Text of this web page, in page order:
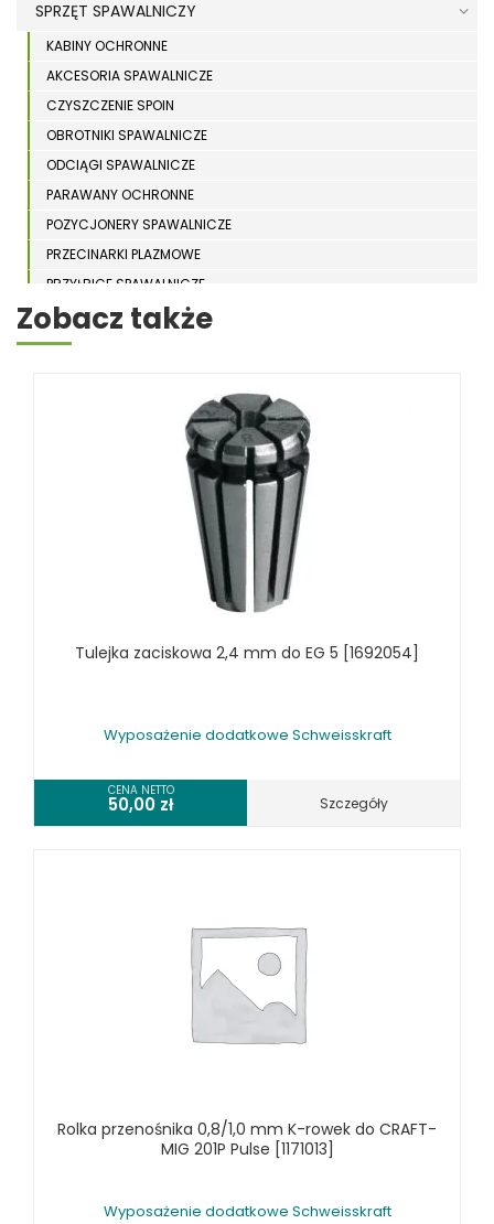
SPRZĘT SPAWALNICZY
KABINY OCHRONNE
AKCESORIA SPAWALNICZE
CZYSZCZENIE SPOIN
OBROTNIKI SPAWALNICZE
ODCIĄGI SPAWALNICZE
PARAWANY OCHRONNE
POZYCJONERY SPAWALNICZE
PRZECINARKI PLAZMOWE
PRZYŁBICE SPAWALNICZE
SPAWARKI
STOŁY SPAWALNICZE
UCHWYTY DO OBROTNIKÓW
WYPOSAŻENIE DODATKOWE SCHWEISSKRAFT
Zobacz także
Tulejka zaciskowa 2,4 mm do EG 5 [1692054]
Wyposażenie dodatkowe Schweisskraft
CENA NETTO
50,00 zł Szczegóły
Rolka przenośnika 0,8/1,0 mm K-rowek do CRAFT-
MIG 201P Pulse [1171013]
Wyposażenie dodatkowe Schweisskraft